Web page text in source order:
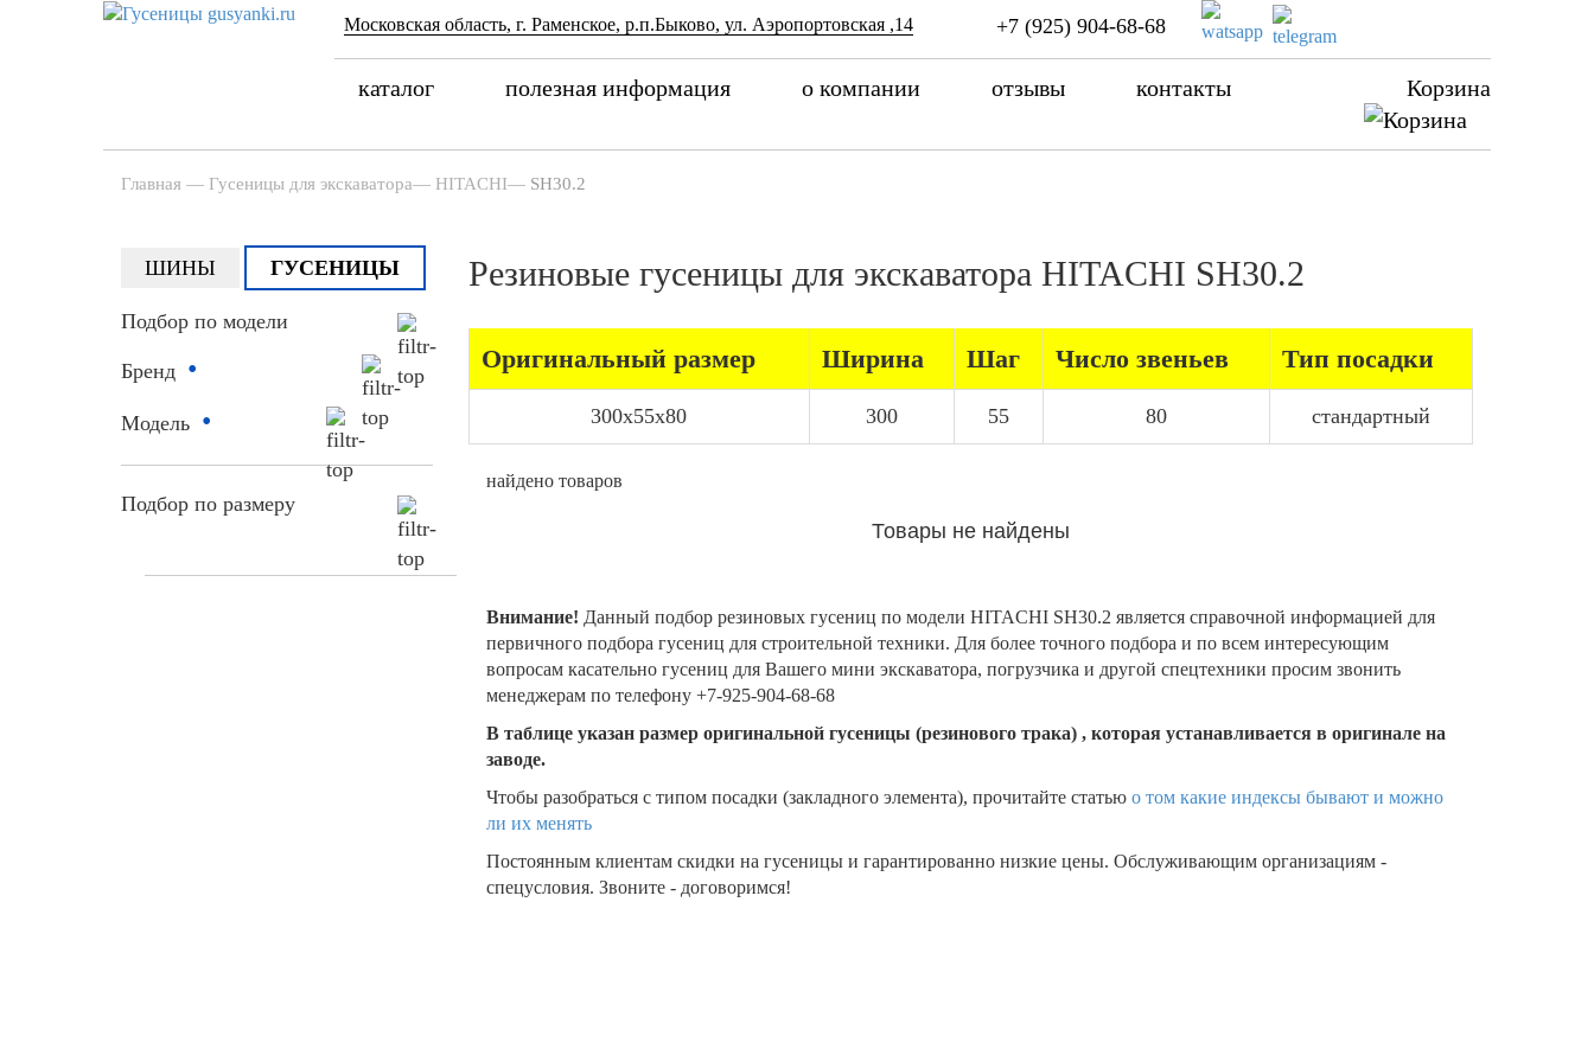
Московская область, г. Раменское, р.п.Быково, ул. Аэропортовская ,14 +7 (925) 904-68-68
каталог полезная информация о компании отзывы контакты Корзина
Главная — Гусеницы для экскаватора— HITACHI— SH30.2
ШИНЫ ГУСЕНИЦЫ
Подбор по модели
Бренд •
Модель •
Подбор по размеру
Резиновые гусеницы для экскаватора HITACHI SH30.2
Оригинальный размер Ширина Шаг Число звеньев Тип посадки
300x55x80 300 55 80 стандартный
найдено товаров
Товары не найдены
Внимание! Данный подбор резиновых гусениц по модели HITACHI SH30.2 является справочной информацией для
первичного подбора гусениц для строительной техники. Для более точного подбора и по всем интересующим
вопросам касательно гусениц для Вашего мини экскаватора, погрузчика и другой спецтехники просим звонить
менеджерам по телефону +7-925-904-68-68
В таблице указан размер оригинальной гусеницы (резинового трака) , которая устанавливается в оригинале на
заводе.
Чтобы разобраться с типом посадки (закладного элемента), прочитайте статью о том какие индексы бывают и можно
ли их менять
Постоянным клиентам скидки на гусеницы и гарантированно низкие цены. Обслуживающим организациям -
спецусловия. Звоните - договоримся!